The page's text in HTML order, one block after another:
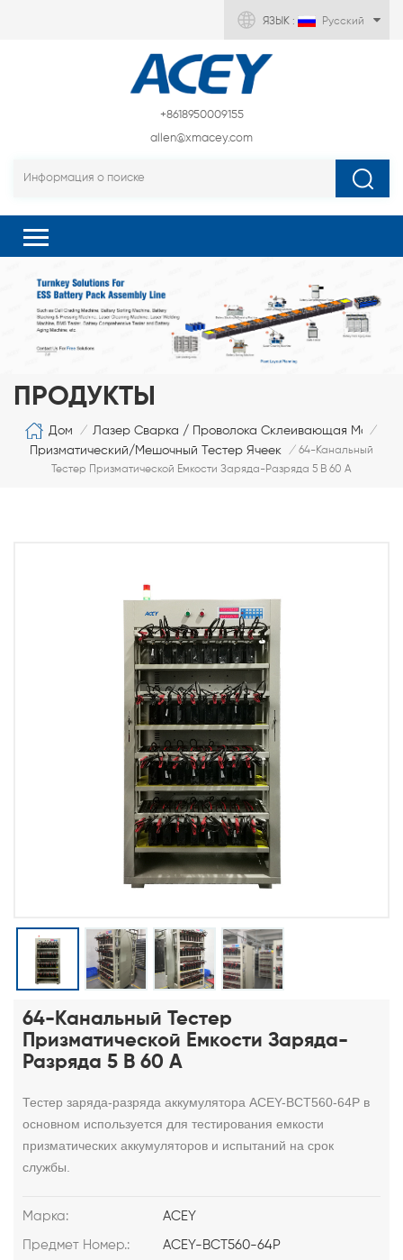
ЯЗЫК : Русский
+8618950009155
allen@xmacey.com
ПРОДУКТЫ
Дом / Лазер Сварка / Проволока Склеивающая Машина
/
Призматический/мешочный Тестер Ячеек / 64-Канальный
Тестер Призматической Емкости Заряда-Разряда 5 В 60 А
64-Канальный Тестер
Призматической Емкости Заряда-
Разряда 5 В 60 А
Тестер заряда-разряда аккумулятора ACEY-BCT560-64P в
основном используется для тестирования емкости
призматических аккумуляторов и испытаний на срок
службы.
Марка: ACEY
Предмет Номер.: ACEY-BCT560-64P